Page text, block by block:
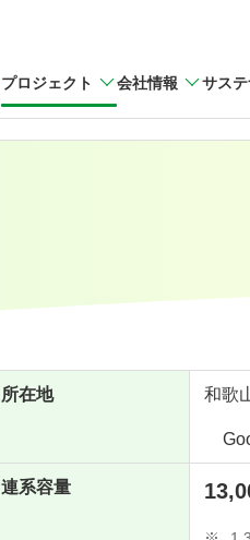
プロジェクト 会社情報 サス
所在地 和歌
連系容量